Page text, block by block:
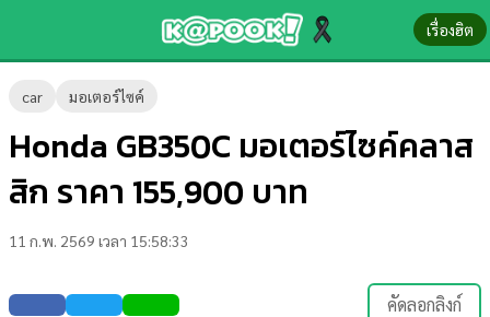
เรื่องฮิต
car มอเตอร์ไซค์
Honda GB350C มอเตอร์ไซค์คลาส
สิก ราคา 155,900 บาท
11 ก.พ. 2569 เวลา 15:58:33
คัดลอกลิงก์
ข่าว-
ความ
รู้
บันเทิง